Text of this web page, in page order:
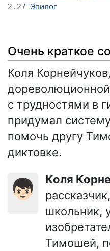
2.27 Эпилог
Очень краткое
Коля
с трудностями в
придумал
помочь другу
диктовке.
👦🏻 Коля
школьник,
Тимошей,